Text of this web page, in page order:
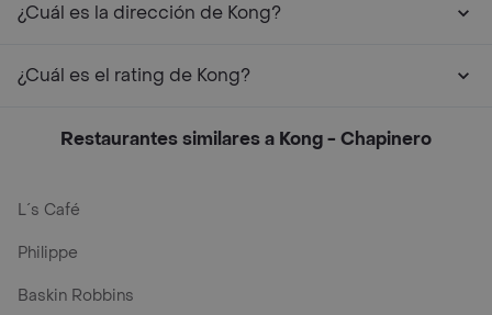
¿Cuál es la dirección de Kong?
¿Cuál es el rating de Kong?
Restaurantes similares a Kong - Chapinero
L´s Café
Philippe
Baskin Robbins